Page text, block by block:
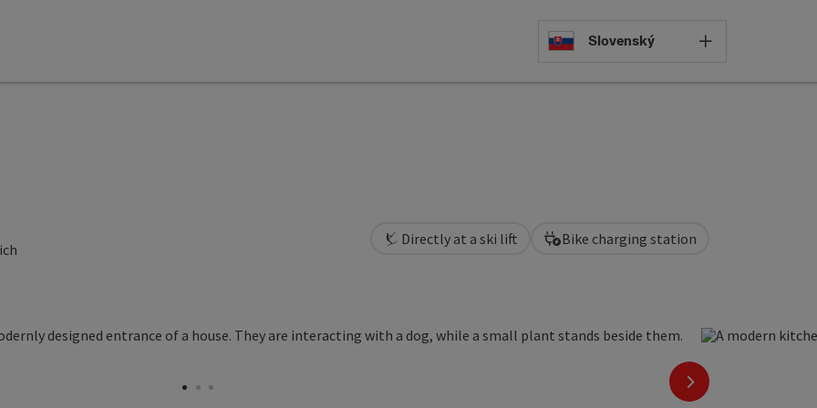
Select
Slovenský
next slide
Directly at a ski lift Bike charging station